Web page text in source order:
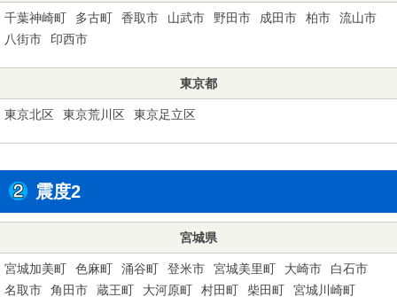
千葉神崎町 多古町 香取市 山武市 野田市 成田市 柏市
流山市
八街市
印西市
東京都
東京北区 東京荒川区 東京足立区
震度2
宮城県
宮城加美町 色麻町 涌谷町 登米市 宮城美里町 大崎市
白石市
名取市
角田市 蔵王町 大河原町 村田町 柴田町 宮城川崎町